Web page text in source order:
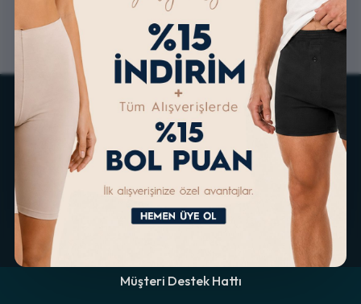
KOLAY İADE & DEĞİŞİM
ALTERNATİF ÖDEME
İMKANLARI
Müşteri Destek Hattı